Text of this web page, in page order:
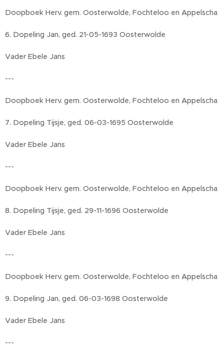
Doopboek Herv. gem. Oosterwolde, Fochteloo en Appelscha
6. Dopeling Jan, ged. 21-05-1693 Oosterwolde
Vader Ebele Jans
---
Doopboek Herv. gem. Oosterwolde, Fochteloo en Appelscha
7. Dopeling Tijsje, ged. 06-03-1695 Oosterwolde
Vader Ebele Jans
---
Doopboek Herv. gem. Oosterwolde, Fochteloo en Appelscha
8. Dopeling Tijsje, ged. 29-11-1696 Oosterwolde
Vader Ebele Jans
---
Doopboek Herv. gem. Oosterwolde, Fochteloo en Appelscha
9. Dopeling Jan, ged. 06-03-1698 Oosterwolde
Vader Ebele Jans
---